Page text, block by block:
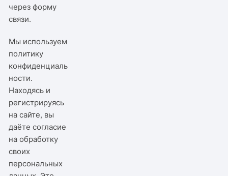
черезформу
связи.
Мы используем
политику
конфиденциаль
ности.
Находясь и
регистрируясь
на сайте, вы
даёте согласие
на обработку
своих
персональных